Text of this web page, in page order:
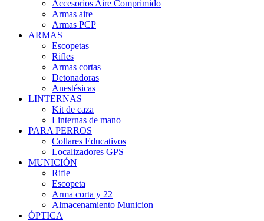
Accesorios Aire Comprimido
Armas aire
Armas PCP
ARMAS
Escopetas
Rifles
Armas cortas
Detonadoras
Anestésicas
LINTERNAS
Kit de caza
Linternas de mano
PARA PERROS
Collares Educativos
Localizadores GPS
MUNICIÓN
Rifle
Escopeta
Arma corta y 22
Almacenamiento Municion
ÓPTICA